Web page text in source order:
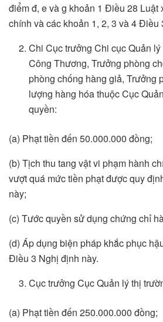
điểm đ, e và g khoản 1 Điều 28 Luật
chính và các khoản 1, 2, 3 và 4 Điều
Chi Cục trưởng Chi cục Quản
Công Thương, Trưởng phòng
phòng chống hàng giả, Trưởng
lượng hàng hóa thuộc Cục
quyền:
(a) Phạt tiền đến 50.000.000 đồng;
(b) Tịch thu tang vật vi phạm hành
vượt quá mức tiền phạt được quy
này;
(c) Tước quyền sử dụng chứng chỉ
(d) Áp dụng biện pháp khắc phục
Điều 3 Nghị định này.
Cục trưởng Cục Quản lý thị
(a) Phạt tiền đến 250.000.000 đồng;